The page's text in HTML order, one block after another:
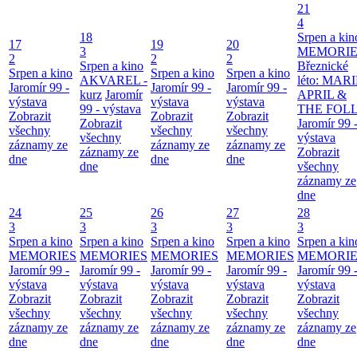
17
2
Srpen a kino
Jaromír 99 -
výstava
Zobrazit
všechny
záznamy ze
dne
18
3
Srpen a kino
AKVAREL -
kurz Jaromír
99 - výstava
Zobrazit
všechny
záznamy ze
dne
19
2
Srpen a kino
Jaromír 99 -
výstava
Zobrazit
všechny
záznamy ze
dne
20
2
Srpen a kino
Jaromír 99 -
výstava
Zobrazit
všechny
záznamy ze
dne
21
4
Srpen a
Březnické
léto:
APRIL &
THE
Jaromír 99 -
výstava
Zobrazit
všechny
záznamy ze
dne
24
3
Srpen a kino
MEMORIES
Jaromír 99 -
výstava
Zobrazit
všechny
záznamy ze
dne
25
3
Srpen a kino
MEMORIES
Jaromír 99 -
výstava
Zobrazit
všechny
záznamy ze
dne
26
3
Srpen a kino
MEMORIES
Jaromír 99 -
výstava
Zobrazit
všechny
záznamy ze
dne
27
3
Srpen a kino
MEMORIES
Jaromír 99 -
výstava
Zobrazit
všechny
záznamy ze
dne
28
3
Srpen a
Jaromír 99 -
výstava
Zobrazit
všechny
záznamy ze
dne